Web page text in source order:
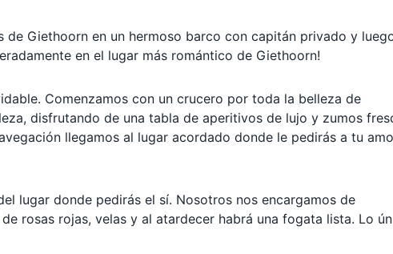
de Giethoorn en un hermoso barco con capitán privado y
en el lugar más romántico de Giethoorn!
Comenzamos con un crucero por toda la belleza de
disfrutando de una tabla de aperitivos de lujo y zumos
llegamos al lugar acordado donde le pedirás a tu
lugar donde pedirás el sí. Nosotros nos encargamos de
rosas rojas, velas y al atardecer habrá una fogata lista. Lo